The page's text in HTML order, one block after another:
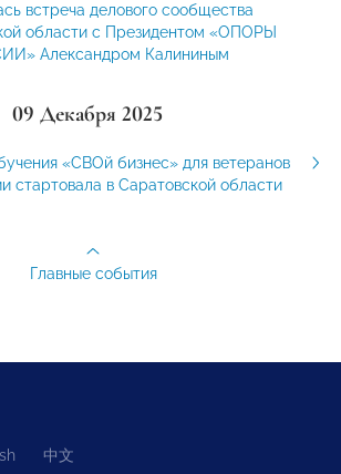
встреча делового сообщества
области с Президентом «ОПОРЫ
Александром Калининым
09 Декабря 2025
«СВОй бизнес» для ветеранов
стартовала в Саратовской области
Главные события
中文